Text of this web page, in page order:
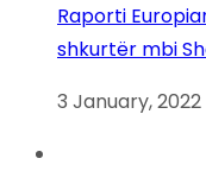
Raporti
shkurtër mbi
3 January, 2022